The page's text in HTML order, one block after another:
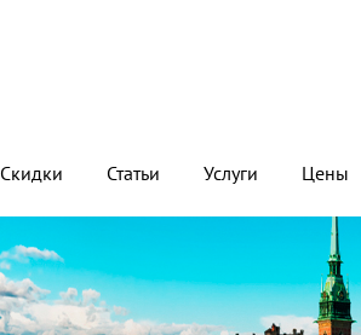
Скидки Статьи Услуги Цены